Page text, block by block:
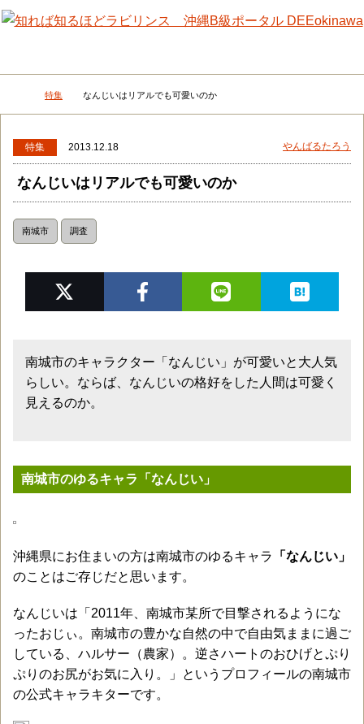
メニュー 検
DEEokinawaトップ
特集 なんじいはリアルでも可愛いのか
特集 2013.12.18 やんばるたろう
なんじいはリアルでも可愛いのか
南城市 調査
南城市のキャラクター「なんじい」が可愛いと大人気
らしい。ならば、なんじいの格好をした人間は可愛く
見えるのか。
南城市のゆるキャラ「なんじい」
沖縄県にお住まいの方は南城市のゆるキャラ
「なんじい」
のことはご存じだと思います。
なんじいは「2011年、南城市某所で目撃されるようにな
ったおじぃ。南城市の豊かな自然の中で自由気ままに過ご
している、ハルサー（農家）。逆さハートのおひげとぷり
ぷりのお尻がお気に入り。」というプロフィールの南城市
の公式キャラキターです。